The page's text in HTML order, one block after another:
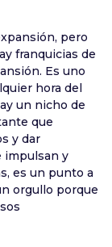
pero
franquicias de
Es uno
hora del
un nicho de
que
y dar
impulsan y
es un punto a
orgullo porque